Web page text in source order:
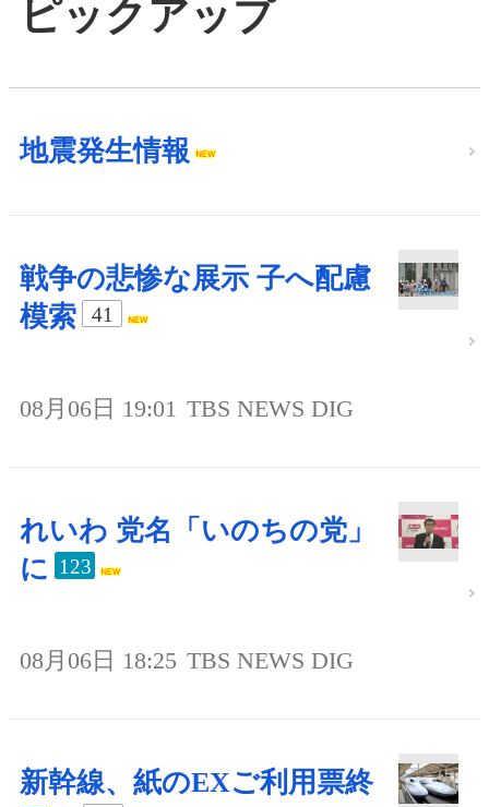
ピックアップ
地震発生情報
戦争の悲惨な展示 子へ配慮
模索
41
08月06日 19:01 TBS NEWS DIG
れいわ 党名「いのちの党」
に 123
08月06日 18:25 TBS NEWS DIG
新幹線、紙のEXご利用票終